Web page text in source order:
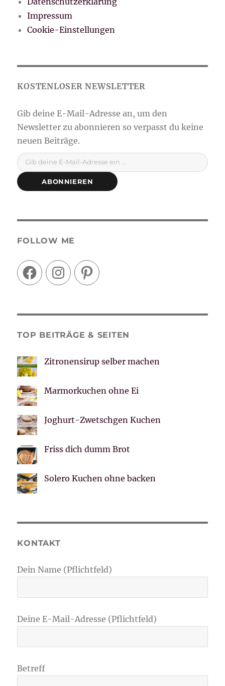
Impressum
Cookie-Einstellungen
Gib deine E-Mail-Adresse ein ...
ABONNIEREN
FOLLOW ME
FacebookInstagramPinterest
TOP BEITRÄGE & SEITEN
Zitronensirup selber machen
Marmorkuchen ohne Ei
Joghurt-Zwetschgen Kuchen
Friss dich dumm Brot
Solero Kuchen ohne backen
KONTAKT
Dein Name (Pflichtfeld)
Deine E-Mail-Adresse (Pflichtfeld)
Betreff